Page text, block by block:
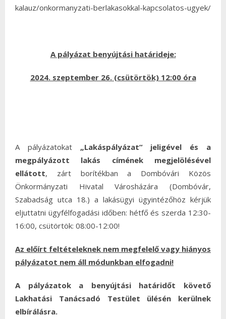
kalauz/onkormanyzati-berlakasokkal-kapcsolatos-ugyek/
A pályázat benyújtási határideje:
2024. szeptember 26. (csütörtök) 12:00 óra
A pályázatokat „Lakáspályázat” jeligével és a
megpályázott lakás címének
megjelölésével
ellátott, zárt borítékban a Dombóvári Közös
Önkormányzati Hivatal Városházára (Dombóvár,
Szabadság utca 18.) a lakásügyi ügyintézőhöz kérjük
eljuttatni ügyfélfogadási időben: hétfő és szerda 12:30-
16:00, csütörtök: 08:00-12:00!
Az előírt feltételeknek nem megfelelő vagy hiányos
pályázatot nem áll módunkban elfogadni!
A pályázatok a benyújtási határidőt követő
Lakhatási Tanácsadó Testület ülésén kerülnek
elbírálásra.